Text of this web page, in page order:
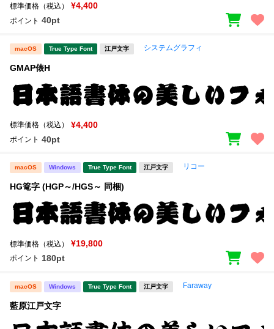
標準価格（税込） ¥4,400
ポイント 40pt
macOS True Type Font 江戸文字 システムグラフィ
GMAP俵H
標準価格（税込） ¥4,400
ポイント 40pt
macOS Windows True Type Font 江戸文字 リコー
HG篭字 (HGP～/HGS～ 同梱)
標準価格（税込） ¥19,800
ポイント 180pt
macOS Windows True Type Font 江戸文字 Faraway
藍原江戸文字